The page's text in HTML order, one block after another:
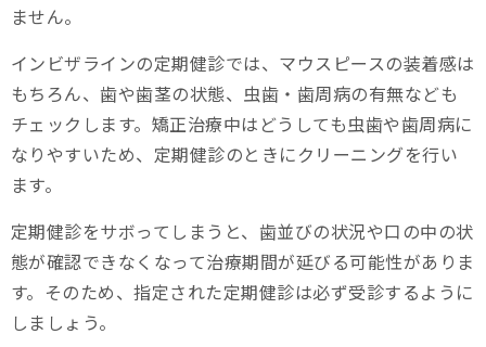
ません。
インビザラインの定期健診では、マウスピースの装着感は
もちろん、歯や歯茎の状態、虫歯・歯周病の有無なども
チェックします。矯正治療中はどうしても虫歯や歯周病に
なりやすいため、定期健診のときにクリーニングを行い
ます。
定期健診をサボってしまうと、歯並びの状況や口の中の状
態が確認できなくなって治療期間が延びる可能性がありま
す。そのため、指定された定期健診は必ず受診するように
しましょう。